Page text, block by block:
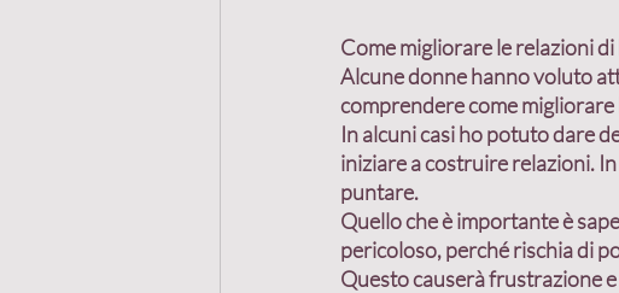
Come migliorare le relazioni
Alcune donne hanno voluto
comprendere come
In alcuni casi ho potuto dare
iniziare a costruire relazioni.
puntare.
Quello che è importante è
pericoloso, perché rischia di
Questo causerà frustrazione